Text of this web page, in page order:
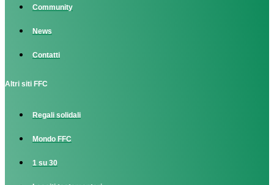
Community
News
Contatti
Altri siti FFC
Regali solidali
Mondo FFC
1 su 30